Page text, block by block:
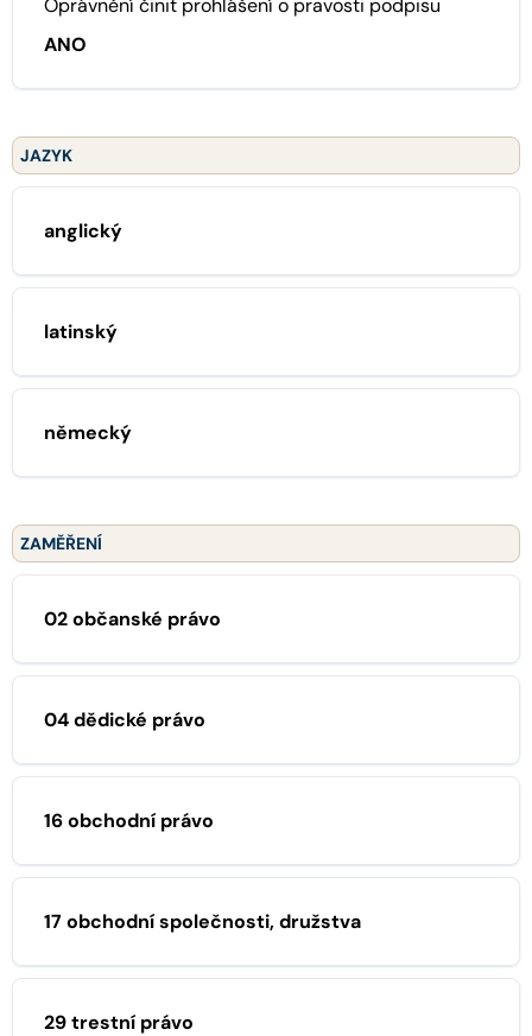
ANO
JAZYK
anglický
latinský
německý
ZAMĚŘENÍ
02 občanské právo
04 dědické právo
16 obchodní právo
17 obchodní společnosti, družstva
29 trestní právo